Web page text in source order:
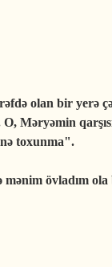
olan bir yerə
Məryəmin
toxunma".
mənim övladım